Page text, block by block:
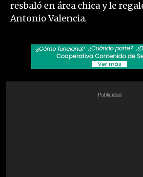
resbaló en área chica y le
Antonio Valencia.